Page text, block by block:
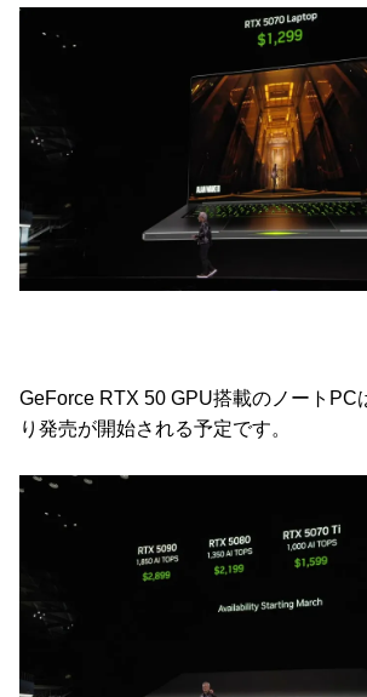
GeForce RTX 50 GPU搭載のノートPC
り発売が開始される予定です。